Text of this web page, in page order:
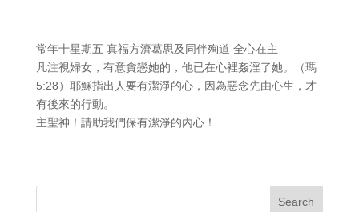
常年十星期五 真福方濟葛思及同伴殉道 全心在主
凡注視婦女，有意貪戀她的，他已在心裡姦淫了她。（瑪
5:28）耶穌指出人要有潔淨的心，因為惡念先由心生，才
有後來的行動。
主聖神！請助我們保有潔淨的內心！